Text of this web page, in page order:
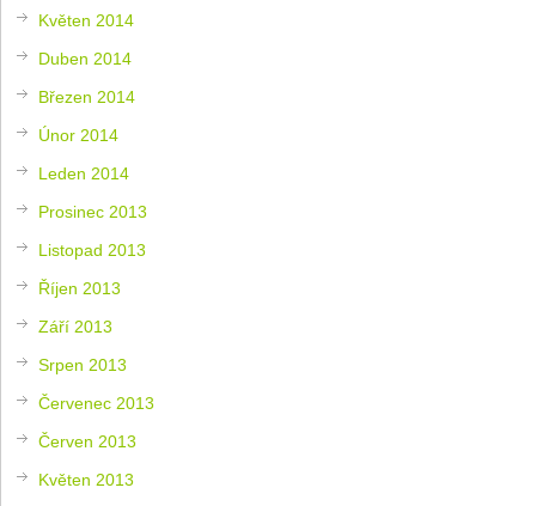
Květen 2014
Duben 2014
Březen 2014
Únor 2014
Leden 2014
Prosinec 2013
Listopad 2013
Říjen 2013
Září 2013
Srpen 2013
Červenec 2013
Červen 2013
Květen 2013